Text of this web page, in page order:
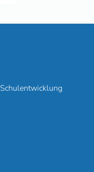
Schulentwicklung